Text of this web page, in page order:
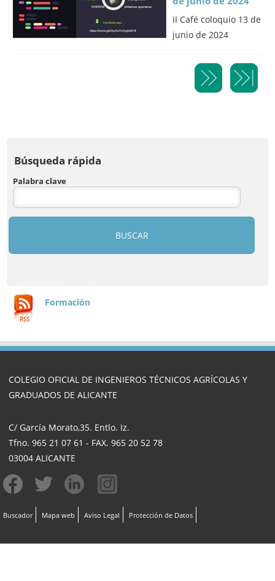
II Café coloquio 13 de
junio de 2024
Búsqueda rápida
Palabra clave
Formación
COLEGIO OFICIAL DE INGENIEROS TÉCNICOS AGRÍCOLAS Y
GRADUADOS DE ALICANTE
C/ García Morato,35. Entlo. Iz.
Tfno. 965 21 07 61 - FAX. 965 20 52 78
03004 ALICANTE
Buscador Mapa web Aviso Legal Protección de Datos